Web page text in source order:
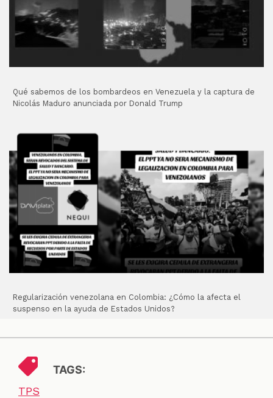
Qué sabemos de los bombardeos en Venezuela y la captura de
Nicolás Maduro anunciada por Donald Trump
Regularización venezolana en Colombia: ¿Cómo la afecta el
suspenso en la ayuda de Estados Unidos?
TAGS:
TPS